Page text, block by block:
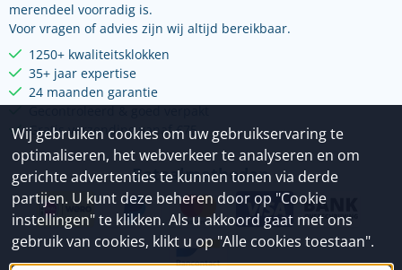
merendeel voorradig is.
Voor vragen of advies zijn wij altijd bereikbaar.
1250+ kwaliteitsklokken
35+ jaar expertise
24 maanden garantie
Gecontroleerd & goed verpakt
Gratis verzending vanaf €75
Betaalmethoden
Wij gebruiken cookies om uw gebruikservaring te
optimaliseren, het webverkeer te analyseren en om
gerichte advertenties te kunnen tonen via derde
partijen. U kunt deze beheren door op "Cookie
instellingen" te klikken. Als u akkoord gaat met ons
gebruik van cookies, klikt u op "Alle cookies toestaan".